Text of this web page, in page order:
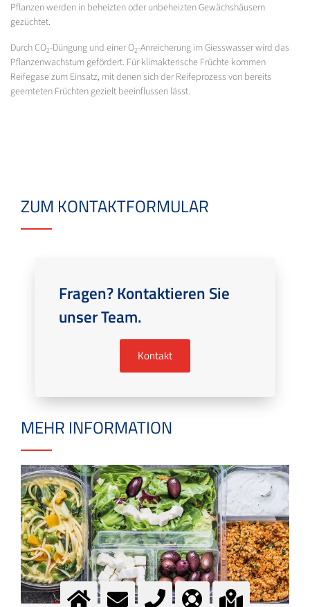
Pflanzen werden in beheizten oder unbeheizten Gewächshäusern
gezüchtet.
Durch CO2-Düngung und einer O2-Anreicherung im Giesswasser wird das
Pflanzenwachstum gefördert. Für klimakterische Früchte kommen
Reifegase zum Einsatz, mit denen sich der Reifeprozess von bereits
geernteten Früchten gezielt beeinflussen lässt.
ZUM KONTAKTFORMULAR
Fragen? Kontaktieren Sie
unser Team.
Kontakt
MEHR INFORMATION